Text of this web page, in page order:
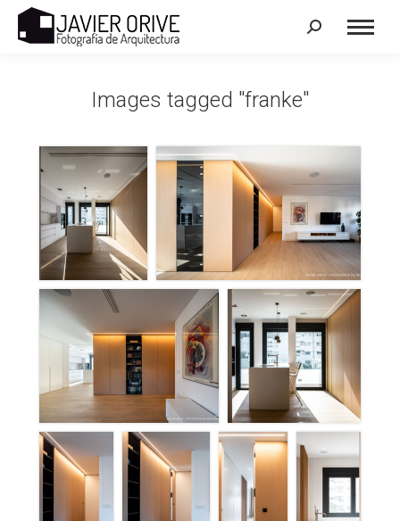
Search:
Images tagged "franke"